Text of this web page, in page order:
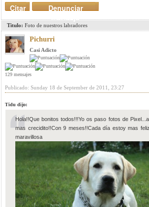
Denunciar
mensaje
Citar
Titulo: Foto de nuestros labradores
Pichurri
Casi Adicto
129 mensajes
Publicado: Sunday 18 de September de 2011, 23:27
Tidu dijo:
Hola!!Que bonitos todos!!!Yo os paso fotos de
mas crecidito!!Con 9 meses!!Cada día estoy mas
maravillosa